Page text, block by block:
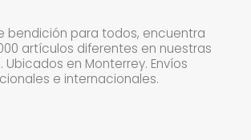
bendición para todos, encuentra
artículos diferentes en nuestras
Ubicados en Monterrey. Envíos
e internacionales.